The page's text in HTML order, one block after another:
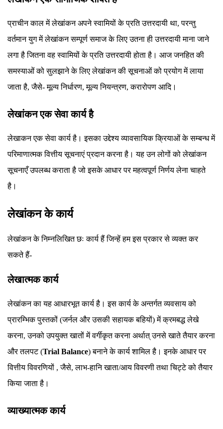
प्राचीन काल में लेखांकन अपने स्वामियों के प्रति उत्तरदायी था, परन्तु
वर्तमान युग में लेखांकन सम्पूर्ण समाज के लिए उतना ही उत्तरदायी माना जाने
लगा है जितना वह स्वामियों के प्रति उत्तरदायी होता है। आज जनहित की
समस्याओं को सुलझाने के लिए लेखांकन की सूचनाओं को प्रयोग में लाया
जाता है, जैसे- मूल्य निर्धारण, मूल्य नियन्त्रण, करारोपण आदि।
लेखांकन एक सेवा कार्य है
लेखाकन एक सेवा कार्य है। इसका उद्देश्य व्यावसायिक क्रियाओं के सम्बन्ध में
परिमाणात्मक वित्तीय सूचनाएं प्रदान करना है। यह उन लोगों को लेखांकन
सूचनाएँ उपलब्ध कराता है जो इसके आधार पर महत्वपूर्ण निर्णय लेना चाहते
है।
लेखांकन के कार्य
लेखांकन के निम्नलिखित छः कार्य हैं जिन्हें हम इस प्रकार से व्यक्त कर
सकते हैं-
लेखात्मक कार्य
लेखांकन का यह आधारभूत कार्य है। इस कार्य के अन्तर्गत व्यवसाय को
प्रारम्भिक पुस्तकों (जर्नल और उसकी सहायक बहियों) में क्रमबद्ध लेखे
करना, उनको उपयुक्त खातों में वर्गीकृत करना अर्थात् उनसे खाते तैयार करना
और तलपट (Trial Balance) बनाने के कार्य शामिल है। इनके आधार पर
वित्तीय विवरणियों , जैसे, लाभ-हानि खाता/आय विवरणी तथा चिट्टे को तैयार
किया जाता है।
व्याख्यात्मक कार्य